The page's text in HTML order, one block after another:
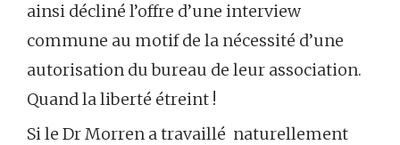
ainsi décliné l’offre d’une interview
commune au motif de la nécessité d’une
autorisation du bureau de leur association.
Quand la liberté étreint !
Si le Dr Morren a travaillé naturellement